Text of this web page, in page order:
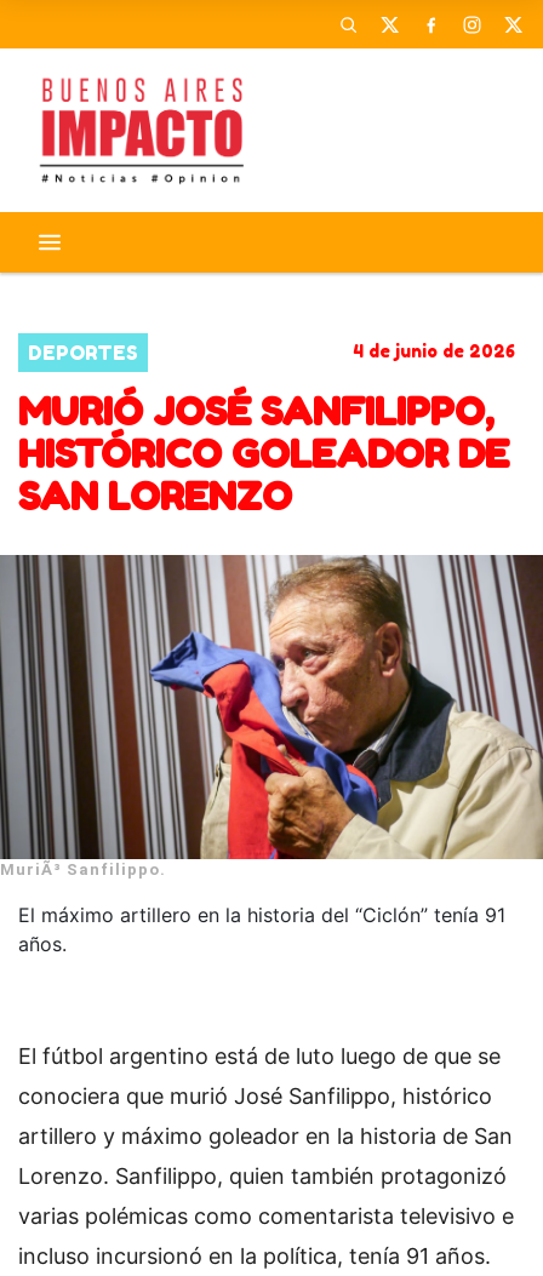
DEPORTES 4 de junio de 2026
MURIÓ JOSÉ SANFILIPPO,
HISTÓRICO GOLEADOR DE
SAN LORENZO
MuriÃ³ Sanfilippo.
El máximo artillero en la historia del “Ciclón” tenía 91
años.
El fútbol argentino está de luto luego de que se
conociera que murió José Sanfilippo, histórico
artillero y máximo goleador en la historia de San
Lorenzo. Sanfilippo, quien también protagonizó
varias polémicas como comentarista televisivo e
incluso incursionó en la política, tenía 91 años.